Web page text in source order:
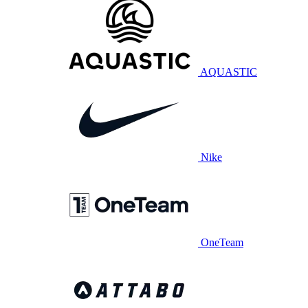
AQUASTIC
Nike
OneTeam